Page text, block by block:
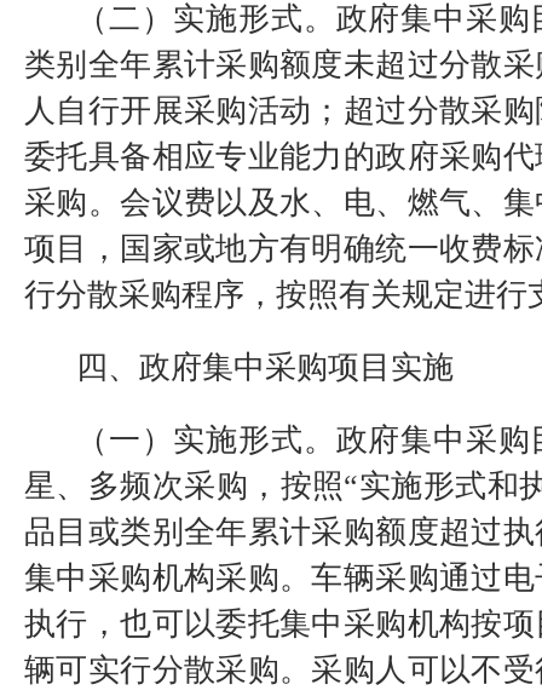
（二）实施形式。政府集中采
类别全年累计采购额度未超过分散
人自行开展采购活动；超过分散采
委托具备相应专业能力的政府采购
采购。会议费以及水、电、燃气、
项目，国家或地方有明确统一收费
行分散采购程序，按照有关规定进行
四、政府集中采购项目实施
（一）实施形式。政府集中采
星、多频次采购，按照“实施形式和
品目或类别全年累计采购额度超过
集中采购机构采购。车辆采购通过
执行，也可以委托集中采购机构按
辆可实行分散采购。采购人可以不